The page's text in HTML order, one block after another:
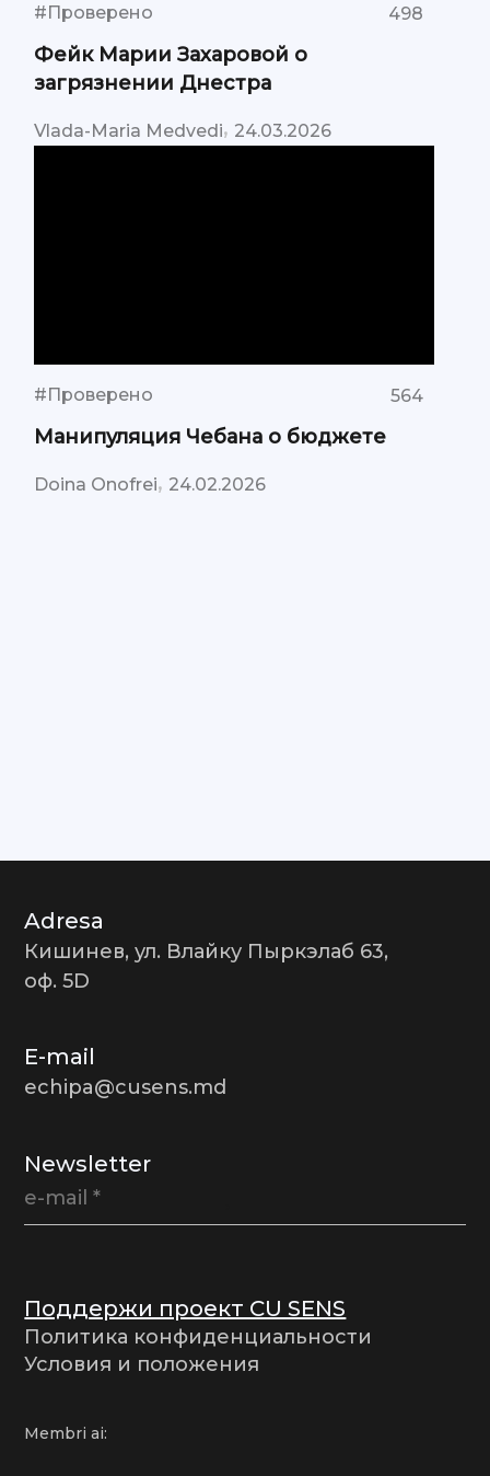
#Проверено 498
Фейк Марии Захаровой о
загрязнении Днестра
Vlada-Maria Medvedi, 24.03.2026
#Проверено 564
Манипуляция Чебана о бюджете
Doina Onofrei, 24.02.2026
Adresa
Кишинев, ул. Влайку Пыркэлаб 63,
оф. 5D
E-mail
echipa@cusens.md
Newsletter
Поддержи проект CU SENS
Политика конфиденциальности
Условия и положения
Membri ai: